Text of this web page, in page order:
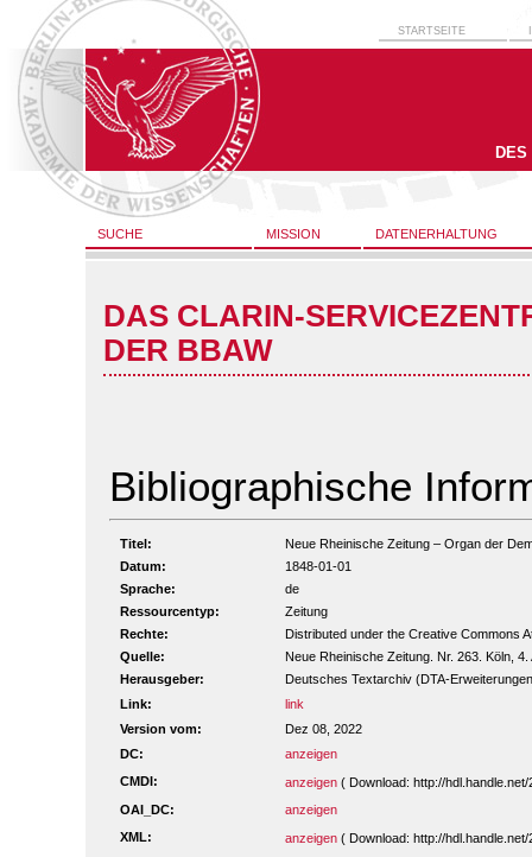
STARTSEITE
SUCHE MISSION DATENERHALTUNG
DAS CLARIN-
DER BBAW
Bibliographische
Titel:
Neue Rheinische Zeitung – Organ der
Datum:
1848-01-01
Sprache:
de
Ressourcentyp:
Zeitung
Rechte:
Distributed under the Creative Commons
Quelle:
Neue Rheinische Zeitung. Nr. 263. Köln, 4.
Herausgeber:
Deutsches Textarchiv (DTA-
Link:
link
Version vom:
Dez 08, 2022
DC:
anzeigen
CMDI:
anzeigen ( Download: http://
OAI_DC:
anzeigen
XML:
anzeigen ( Download: http://